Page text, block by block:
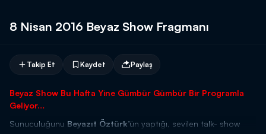
8 Nisan 2016 Beyaz Show Fragmanı
Takip Et Kaydet Paylaş
Beyaz Show Bu Hafta Yine Gümbür Gümbür Bir Programla
Geliyor…
Sunuculuğunu Beyazıt Öztürk’ün yaptığı, sevilen talk- show